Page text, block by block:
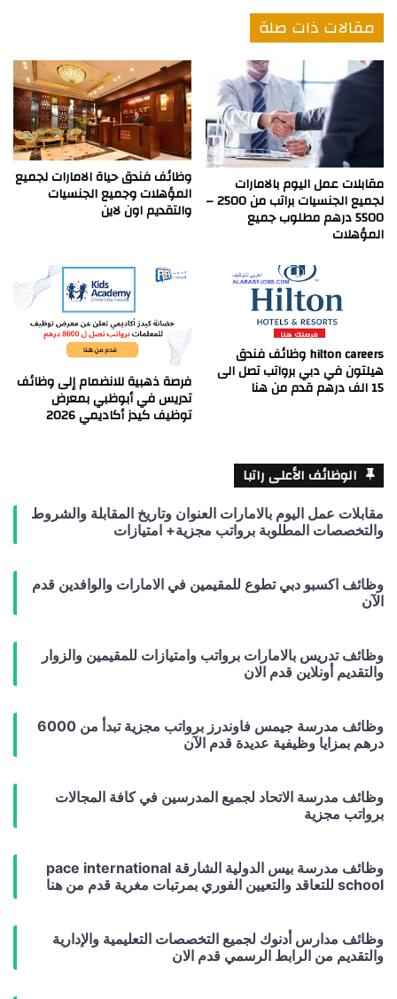
مقالات ذات صلة
مقابلات عمل اليوم بالامارات
لجميع الجنسيات براتب من 2500 –
5500 درهم مطلوب جميع
المؤهلات
وظائف فندق حياة الامارات لجميع
المؤهلات وجميع الجنسيات
والتقديم اون لاين
hilton careers وظائف فندق
هيلتون في دبي برواتب تصل الى
15 الف درهم قدم من هنا فرصة ذهبية للانضمام إلى وظائف
تدريس في أبوظبي بمعرض
توظيف كيدز أكاديمي 2026
الوظائف الأعلى راتبا
مقابلات عمل اليوم بالامارات العنوان وتاريخ المقابلة والشروط
والتخصصات المطلوبة برواتب مجزية+ امتيازات
وظائف اكسبو دبي تطوع للمقيمين في الامارات والوافدين قدم
الآن
وظائف تدريس بالامارات برواتب وامتيازات للمقيمين والزوار
والتقديم أونلاين قدم الان
وظائف مدرسة جيمس فاوندرز برواتب مجزية تبدأ من 6000
درهم بمزايا وظيفية عديدة قدم الآن
وظائف مدرسة الاتحاد لجميع المدرسين في كافة المجالات
برواتب مجزية
وظائف مدرسة بيس الدولية الشارقة pace international
school للتعاقد والتعيين الفوري بمرتبات مغرية قدم من هنا
وظائف مدارس أدنوك لجميع التخصصات التعليمية والإدارية
والتقديم من الرابط الرسمي قدم الان